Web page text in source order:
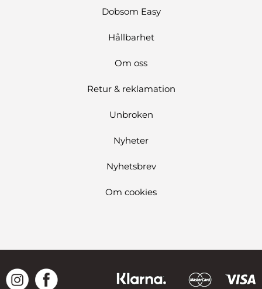
Dobsom Easy
Hållbarhet
Om oss
Retur & reklamation
Unbroken
Nyheter
Nyhetsbrev
Om cookies